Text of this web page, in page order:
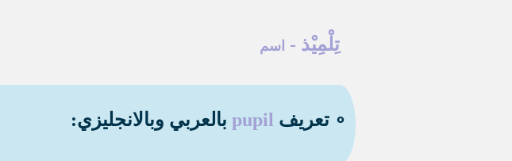
تِلْمِيْذ - اسم
∘ تعريف pupil بالعربي وبالانجليزي: